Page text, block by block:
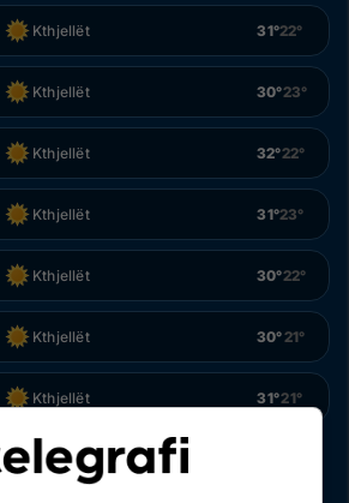
Kthjellët 31°22°
Kthjellët 30°23°
Kthjellët 32°22°
Kthjellët 31°23°
Kthjellët 30°22°
Kthjellët 30°21°
Kthjellët 31°21°